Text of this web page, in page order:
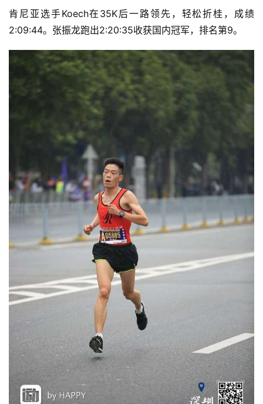
肯尼亚选手Koech在35K后一路领先，轻松折桂，成绩
2:09:44。 张振龙跑出2:20:35收获国内冠军，排名第9。